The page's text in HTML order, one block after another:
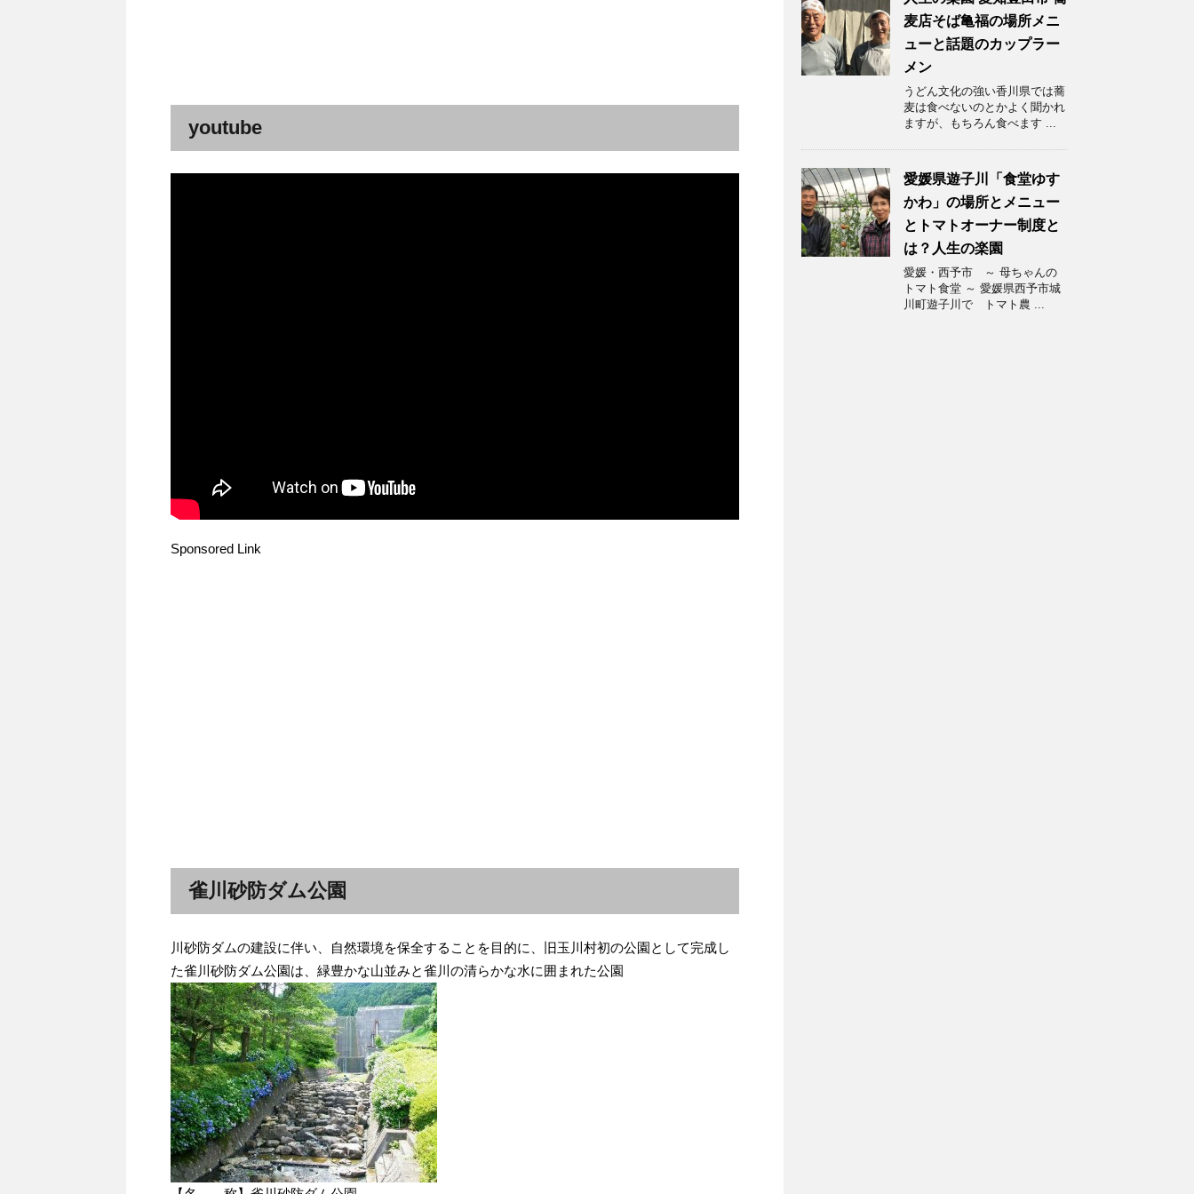
youtube
Sponsored Link
雀川砂防ダム公園
川砂防ダムの建設に伴い、自然環境を保全することを目的に、旧玉川村初の公園として完成し
た雀川砂防ダム公園は、緑豊かな山並みと雀川の清らかな水に囲まれた公園
麦店そば亀福の場所メニ
ューと話題のカップラー
メン
うどん文化の強い香川県では蕎
麦は食べないのとかよく聞かれ
ますが、もちろん食べます ...
愛媛県遊子川「食堂ゆす
かわ」の場所とメニュー
とトマトオーナー制度と
は？人生の楽園
愛媛・西予市 ～ 母ちゃんの
トマト食堂 ～ 愛媛県西予市城
川町遊子川で トマト農 ...